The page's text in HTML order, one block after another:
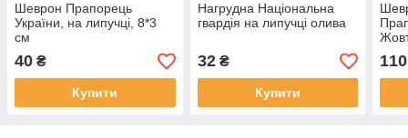
Шеврон Прапорець
України, на липучці, 8*3
см
40 ₴
Купити
Нагрудна Національна
гвардія на липучці олива
32₴
Купити
110